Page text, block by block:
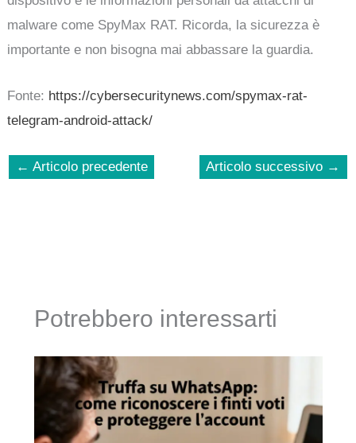
malware come SpyMax RAT. Ricorda, la sicurezza è
importante e non bisogna mai abbassare la guardia.
Fonte: https://cybersecuritynews.com/spymax-rat-
telegram-android-attack/
← Articolo precedente Articolo successivo →
Potrebbero interessarti